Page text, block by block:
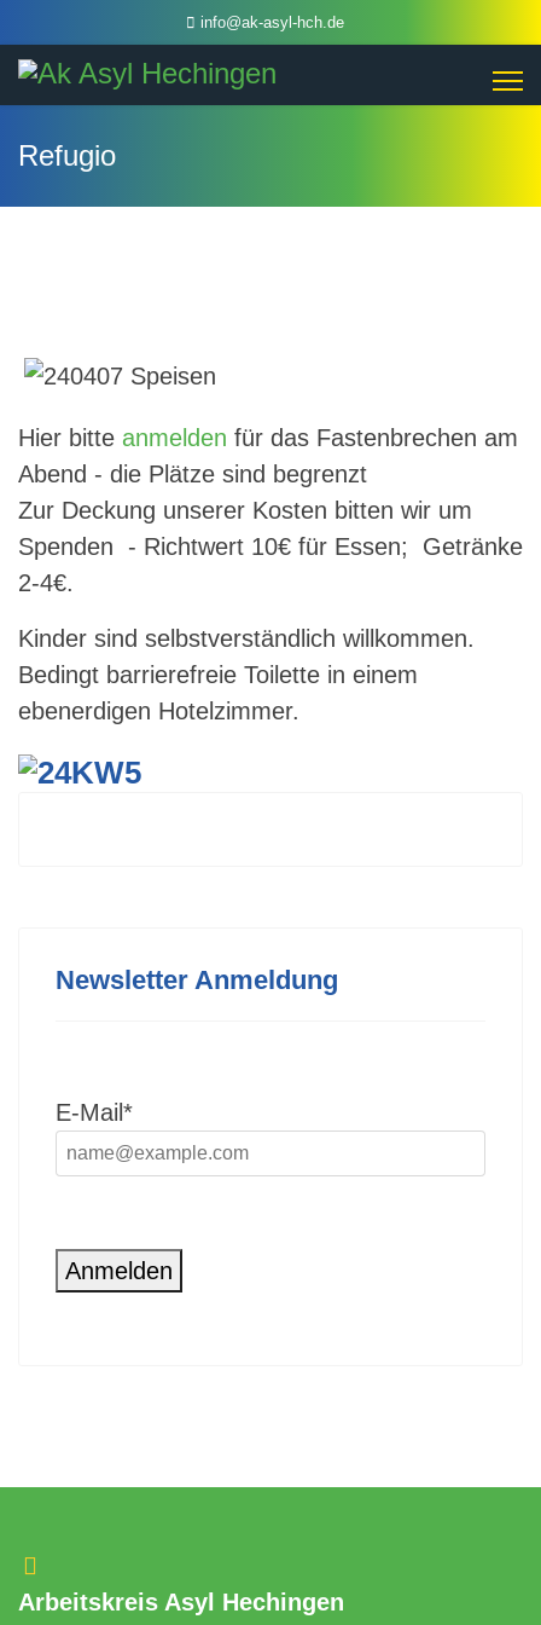
info@ak-asyl-hch.de
Refugio
Hier bitte anmelden für das Fastenbrechen am
Abend - die Plätze sind begrenzt
Zur Deckung unserer Kosten bitten wir um
Spenden - Richtwert 10€ für Essen; Getränke
2-4€.
Kinder sind selbstverständlich willkommen.
Bedingt barrierefreie Toilette in einem
ebenerdigen Hotelzimmer.
Newsletter Anmeldung
E-Mail*
Anmelden
Arbeitskreis Asyl Hechingen